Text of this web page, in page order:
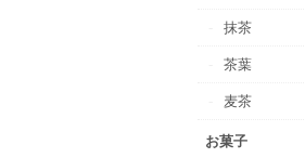
抹茶
茶葉
麦茶
お菓子